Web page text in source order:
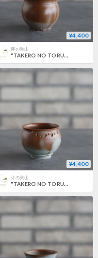
¥4,400
芽の巣山
"TAKERO NO TORUKO" (2号) no.802/134
¥4,400
芽の巣山
"TAKERO NO TORUKO" (2号) no.802/130